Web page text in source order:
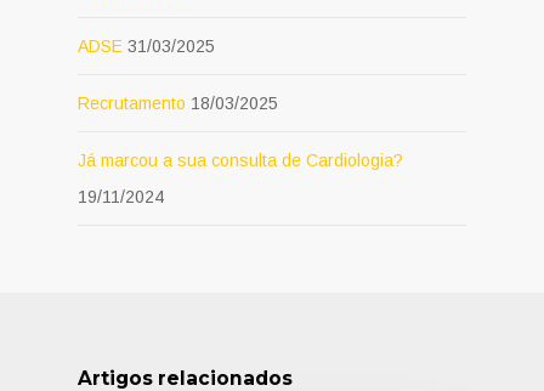
ADSE 31/03/2025
Recrutamento 18/03/2025
Já marcou a sua consulta de Cardiologia?
19/11/2024
Artigos relacionados